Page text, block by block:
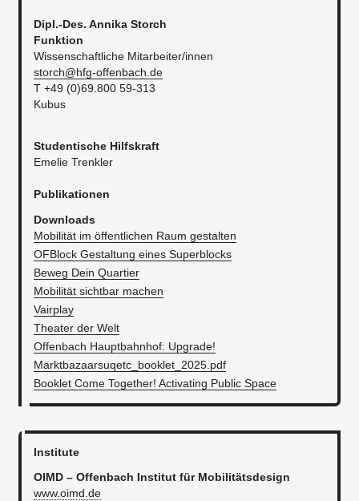
​​Dipl.-Des. Annika Storch
Funktion
Wissenschaftliche Mitarbeiter/innen
storch@hfg-offenbach.de
T +49 (0)69.800 59-313
Kubus
​​Studentische Hilfskraft
Emelie Trenkler
Publikationen
Downloads
Mobilität im öffentlichen Raum gestalten
OFBlock Gestaltung eines Superblocks
Beweg Dein Quartier
Mobilität sichtbar machen
Vairplay
Theater der Welt
Offenbach Hauptbahnhof: Upgrade!
Marktbazaarsuqetc_booklet_2025.pdf
Booklet Come Together! Activating Public Space
Institute
OIMD – Offenbach Institut für Mobilitätsdesign
www.oimd.de